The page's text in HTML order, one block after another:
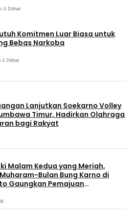
•3 Dilihat
Komitmen Luar Biasa untuk
Bebas Narkoba
•3 Dilihat
Lanjutkan Soekarno Volley
Timur, Hadirkan Olahraga
bagi Rakyat
Malam Kedua yang Meriah,
Bulan Bung Karno di
Gaungkan Pemajuan